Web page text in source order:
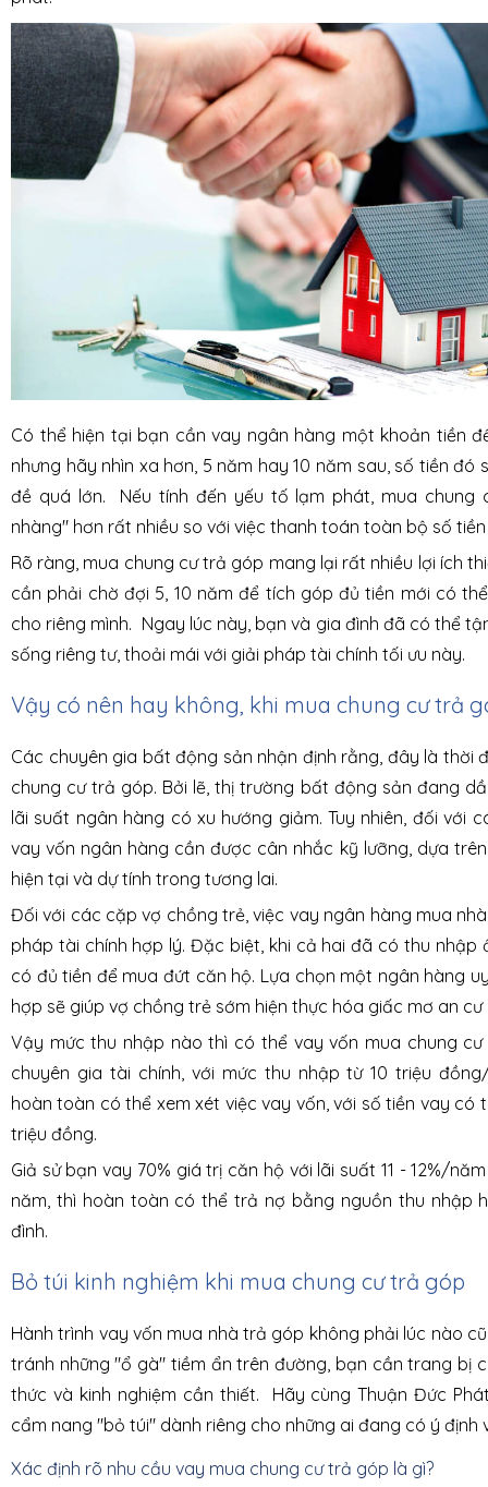
Có thể hiện tại bạn cần vay ngân hàng một khoản tiền
nhưng hãy nhìn xa hơn, 5 năm hay 10 năm sau, số tiền đó
đề quá lớn. Nếu tính đến yếu tố lạm phát, mua chung
nhàng" hơn rất nhiều so với việc thanh toán toàn bộ số
Rõ ràng, mua chung cư trả góp mang lại rất nhiều lợi ích
cần phải chờ đợi 5, 10 năm để tích góp đủ tiền mới có
cho riêng mình. Ngay lúc này, bạn và gia đình đã có thể
sống riêng tư, thoải mái với giải pháp tài chính tối ưu này.
Vậy có nên hay không, khi mua chung cư trả
Các chuyên gia bất động sản nhận định rằng, đây là thời
chung cư trả góp. Bởi lẽ, thị trường bất động sản đang
lãi suất ngân hàng có xu hướng giảm. Tuy nhiên, đối với
vay vốn ngân hàng cần được cân nhắc kỹ lưỡng, dựa
hiện tại và dự tính trong tương lai.
Đối với các cặp vợ chồng trẻ, việc vay ngân hàng mua
pháp tài chính hợp lý. Đặc biệt, khi cả hai đã có thu nhập
có đủ tiền để mua đứt căn hộ. Lựa chọn một ngân hàng
hợp sẽ giúp vợ chồng trẻ sớm hiện thực hóa giấc mơ an cư
Vậy mức thu nhập nào thì có thể vay vốn mua chung
chuyên gia tài chính, với mức thu nhập từ 10 triệu
hoàn toàn có thể xem xét việc vay vốn, với số tiền vay có
triệu đồng.
Giả sử bạn vay 70% giá trị căn hộ với lãi suất 11 - 12%/
năm, thì hoàn toàn có thể trả nợ bằng nguồn thu nhập
đình.
Bỏ túi kinh nghiệm khi mua chung cư trả góp
Hành trình vay vốn mua nhà trả góp không phải lúc nào
tránh những "ổ gà" tiềm ẩn trên đường, bạn cần trang bị
thức và kinh nghiệm cần thiết. Hãy cùng Thuận Đức
cẩm nang "bỏ túi" dành riêng cho những ai đang có ý định
Xác định rõ nhu cầu vay mua chung cư trả góp là gì?